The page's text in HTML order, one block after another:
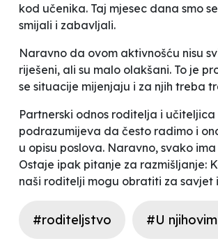
kod učenika. Taj mjesec dana smo
smijali i zabavljali.
Naravno da ovom aktivnošću nisu
riješeni, ali su malo olakšani. To je
se situacije mijenjaju i za njih treba
Partnerski odnos roditelja i
podrazumijeva da često radimo i
u opisu poslova. Naravno, svako
Ostaje ipak pitanje za razmišljanje:
naši roditelji mogu obratiti za savjet
#roditeljstvo #U